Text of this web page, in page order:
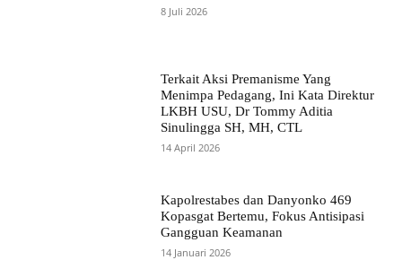
8 Juli 2026
Terkait Aksi Premanisme Yang
Menimpa Pedagang, Ini Kata Direktur
LKBH USU, Dr Tommy Aditia
Sinulingga SH, MH, CTL
14 April 2026
Kapolrestabes dan Danyonko 469
Kopasgat Bertemu, Fokus Antisipasi
Gangguan Keamanan
14 Januari 2026